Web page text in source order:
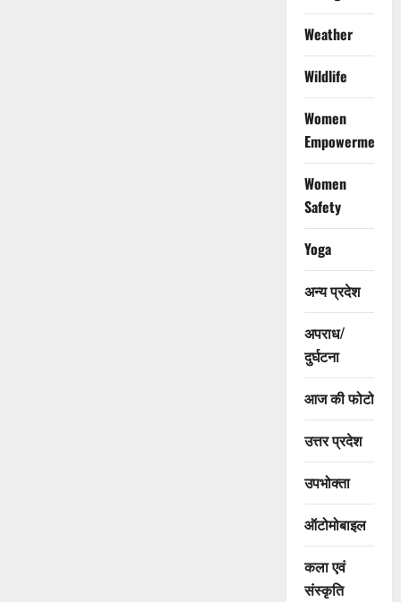
Weather
Wildlife
Women
Empowerment
Women
Safety
Yoga
अन्य प्रदेश
अपराध/
दुर्घटना
आज की फोटो
उत्तर प्रदेश
उपभोक्ता
ऑटोमोबाइल
कला एवं
संस्कृति